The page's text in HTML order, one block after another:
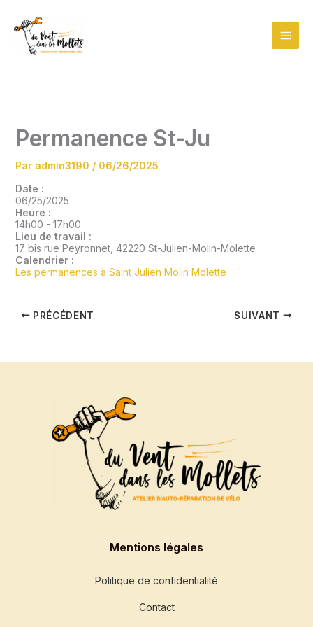
contenu
Permanence St-Ju
Par admin3190 / 06/26/2025
Date :
06/25/2025
Heure :
14h00 - 17h00
Lieu de travail :
17 bis rue Peyronnet, 42220 St-Julien-Molin-Molette
Calendrier :
Les permanences à Saint Julien Molin Molette
PRÉCÉDENT SUIVANT
Mentions légales
Politique de confidentialité
Contact